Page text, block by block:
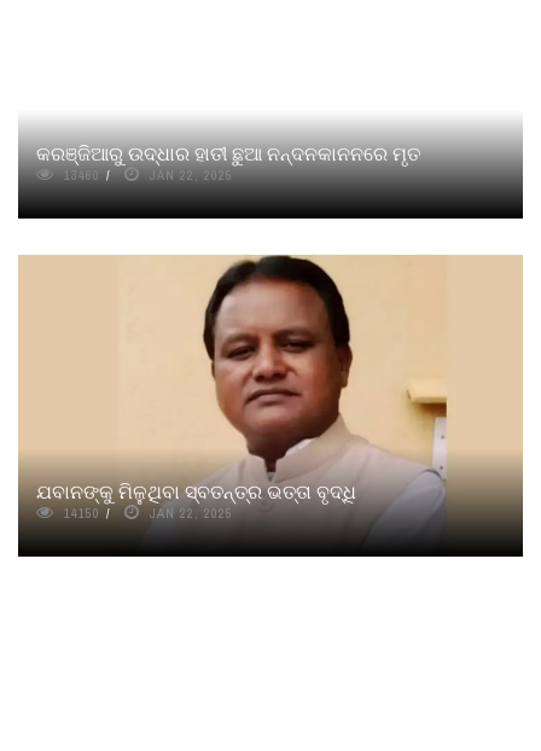
କରଞ୍ଜିଆରୁ ଉଦ୍ଧାର ହାତୀ ଛୁଆ ନନ୍ଦନକାନନରେ ମୃତ
13460 JAN 22, 2025
ଯବାନଙ୍କୁ ମିଳୁଥିବା ସ୍ବତନ୍ତ୍ର ଭତ୍ତା ବୃଦ୍ଧି
14150 JAN 22, 2025